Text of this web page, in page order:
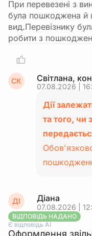
При перевезені з
була пошкоджена й
вид.Перевізнику
робити з
СК Світлана,
07.08.2026 |
Дії
та того, чи
ДІ Діана
07.08.2026 |
ВІДПОВІДЬ НАДАНО
Є відповідь АІ
Оформлення